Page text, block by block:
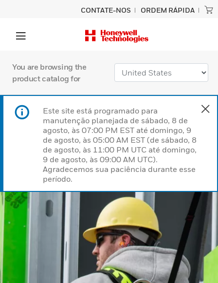
CONTATE-NOS ORDEM RÁPIDA
You are browsing the
product catalog for
Este site está programado para
manutenção planejada de sábado, 8 de
agosto, às 07:00 PM EST até domingo, 9
de agosto, às 05:00 AM EST (de sábado, 8
de agosto, às 11:00 PM UTC até domingo,
9 de agosto, às 09:00 AM UTC).
Agradecemos sua paciência durante esse
período.